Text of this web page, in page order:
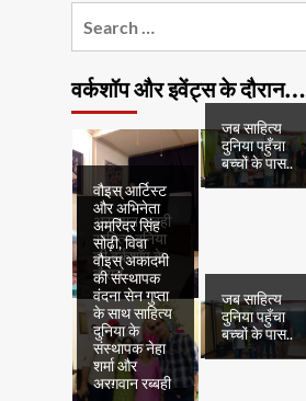
वर्कशॉप और इवेंट्स के दौरान…
अरग़वान रब्बही
साहित्य दुनिया
की वर्कशॉप के
दौरान
जब साहित्य
दुनिया पहुँचा
बच्चों के पास..
वौइस् आर्टिस्ट
और अभिनेता
अमरिंदर सिंह
सोढ़ी, विवा
वौइस् अकादमी
की संस्थापक
वंदना सेन गुप्ता
के साथ साहित्य
दुनिया के
संस्थापक नेहा
शर्मा और
अरग़वान रब्बही
जब साहित्य
दुनिया पहुँचा
बच्चों के पास..